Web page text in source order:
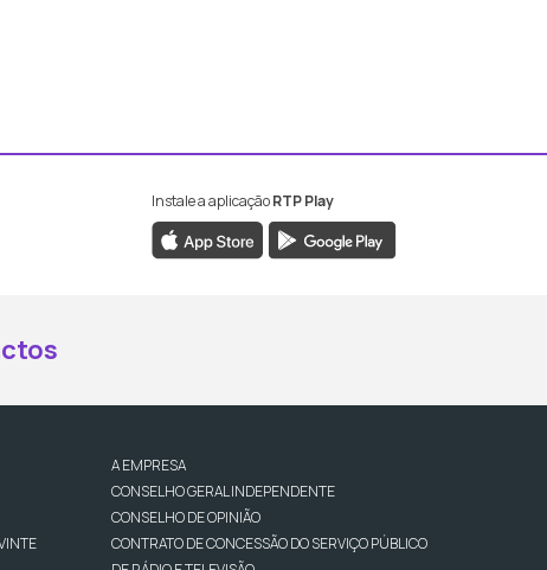
da RTP Antena 2
da RTP Antena 2
YouTube da RTP Antena 2
ao X da RTP Antena 2
Instale a aplicaçãoRTP Play
A EMPRESA
CONSELHO GERAL INDEPENDENTE
CONSELHO DE OPINIÃO
CONTRATO DE CONCESSÃO DO SERVIÇO PÚBLICO